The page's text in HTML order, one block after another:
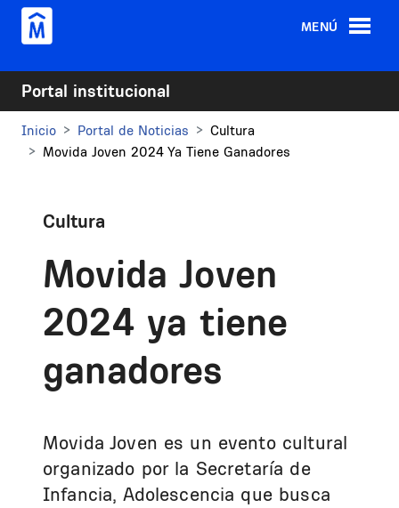
Pasar al contenido principal
MENÚ
Portal institucional
Inicio Portal de Noticias
Cultura
Movida Joven 2024 Ya Tiene Ganadores
Cultura
Movida Joven
2024 ya tiene
ganadores
Movida Joven es un evento cultural
organizado por la Secretaría de
Infancia, Adolescencia que busca